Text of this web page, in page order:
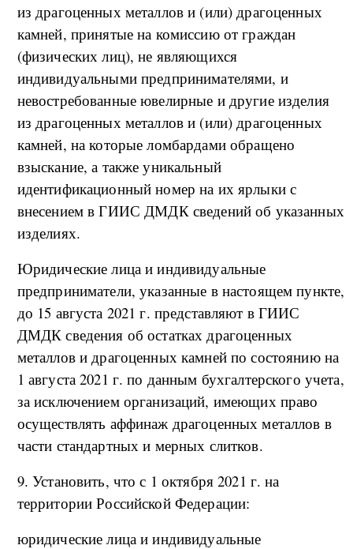
из драгоценных металлов и (или) драгоценных
камней, принятые на комиссию от граждан
(физических лиц), не являющихся
индивидуальными предпринимателями, и
невостребованные ювелирные и другие изделия
из драгоценных металлов и (или) драгоценных
камней, на которые ломбардами обращено
взыскание, а также уникальный
идентификационный номер на их ярлыки с
внесением в ГИИС ДМДК сведений об указанных
изделиях.
Юридические лица и индивидуальные
предприниматели, указанные в настоящем пункте,
до 15 августа 2021 г. представляют в ГИИС
ДМДК сведения об остатках драгоценных
металлов и драгоценных камней по состоянию на
1 августа 2021 г. по данным бухгалтерского учета,
за исключением организаций, имеющих право
осуществлять аффинаж драгоценных металлов в
части стандартных и мерных слитков.
9. Установить, что с 1 октября 2021 г. на
территории Российской Федерации:
юридические лица и индивидуальные